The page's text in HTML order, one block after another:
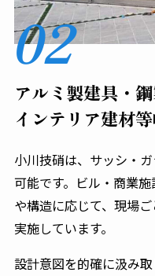
02
アルミ製建具・
インテリア建材等
小川技硝は、サッシ・
可能です。ビル・商業
や構造に応じて、現場
実施しています。
設計意図を的確に汲み